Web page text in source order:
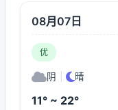
08月07日
优
阴 晴
11° ~ 22°